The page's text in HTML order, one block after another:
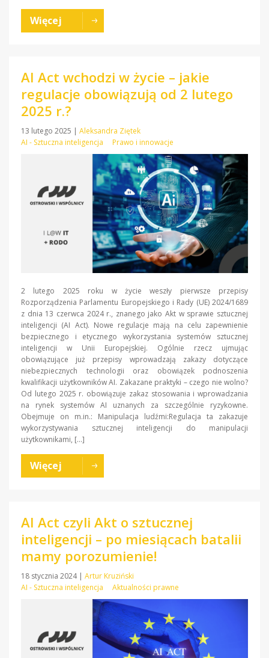
Więcej
AI Act wchodzi w życie – jakie
regulacje obowiązują od 2 lutego
2025 r.?
13 lutego 2025 | Aleksandra Ziętek
AI - Sztuczna inteligencja
Prawo i innowacje
2 lutego 2025 roku w życie weszły pierwsze przepisy
Rozporządzenia Parlamentu Europejskiego i Rady (UE) 2024/1689
z dnia 13 czerwca 2024 r., znanego jako Akt w sprawie sztucznej
inteligencji (AI Act). Nowe regulacje mają na celu zapewnienie
bezpiecznego i etycznego wykorzystania systemów sztucznej
inteligencji w Unii Europejskiej. Ogólnie rzecz ujmując
obowiązujące już przepisy wprowadzają zakazy dotyczące
niebezpiecznych technologii oraz obowiązek podnoszenia
kwalifikacji użytkowników AI. Zakazane praktyki – czego nie wolno?
Od lutego 2025 r. obowiązuje zakaz stosowania i wprowadzania
na rynek systemów AI uznanych za szczególnie ryzykowne.
Obejmuje on m.in.: Manipulacja ludźmi:Regulacja ta zakazuje
wykorzystywania sztucznej inteligencji do manipulacji
użytkownikami, […]
Więcej
AI Act czyli Akt o sztucznej
inteligencji – po miesiącach batalii
mamy porozumienie!
18 stycznia 2024
Artur Kruziński
AI - Sztuczna inteligencja
Aktualności prawne